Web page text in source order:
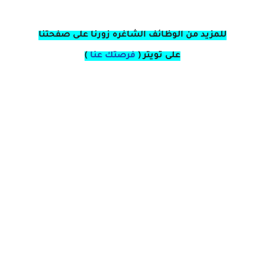
للمزيد من الوظائف الشاغره زورنا على صفحتنا
على تويتر( فرصتك عنا )